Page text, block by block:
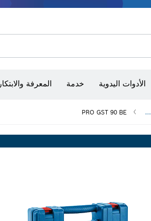
الأدوات اليدوية خدمة المعرفة والابتكار
...
PRO GST 90 BE